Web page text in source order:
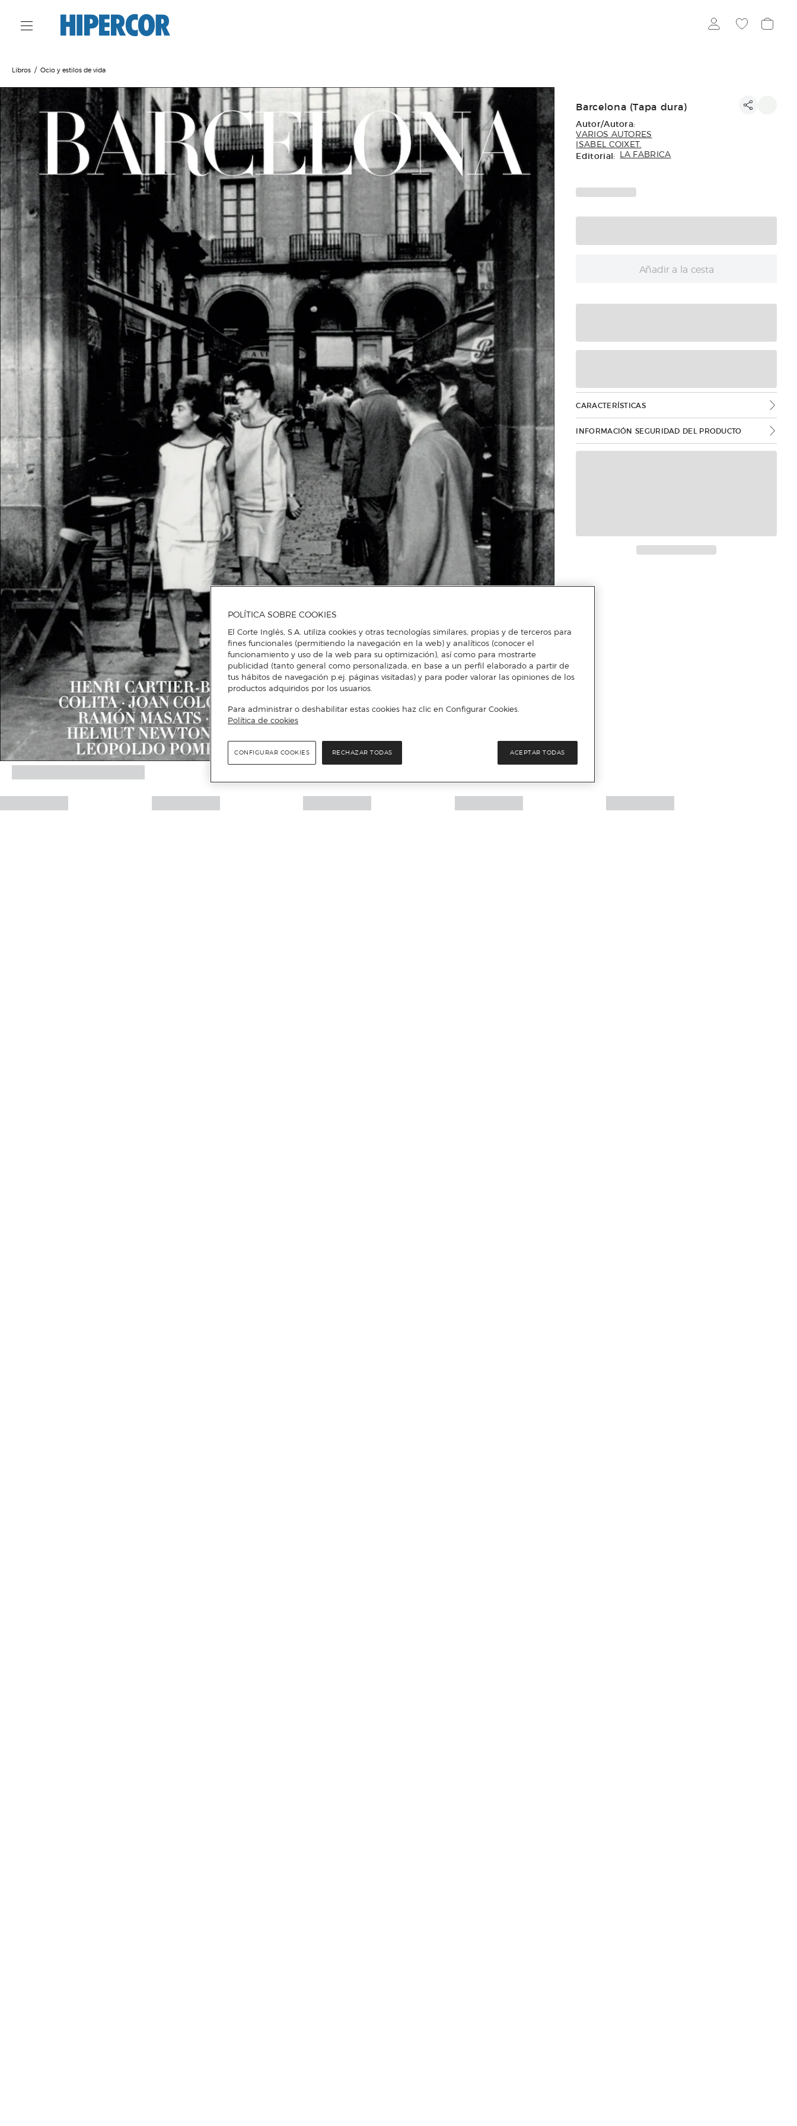
Libros Ocio y estilos de vida
Barcelona (Tapa dura)
Autor/Autora:
VARIOS AUTORES
ISABEL COIXET.
Editorial: LA FABRICA
Añadir a la cesta
CARACTERÍSTICAS
INFORMACIÓN SEGURIDAD DEL PRODUCTO
POLÍTICA SOBRE COOKIES
El Corte Inglés, S.A. utiliza cookies y otras tecnologías similares, propias y de terceros para
fines funcionales (permitiendo la navegación en la web) y analíticos (conocer el
funcionamiento y uso de la web para su optimización), así como para mostrarte
publicidad (tanto general como personalizada, en base a un perfil elaborado a partir de
tus hábitos de navegación p.ej. páginas visitadas) y para poder valorar las opiniones de los
productos adquiridos por los usuarios.
Para administrar o deshabilitar estas cookies haz clic en Configurar Cookies.
Política de cookies
RECHAZAR TODAS ACEPTAR TODAS
CONFIGURAR COOKIES